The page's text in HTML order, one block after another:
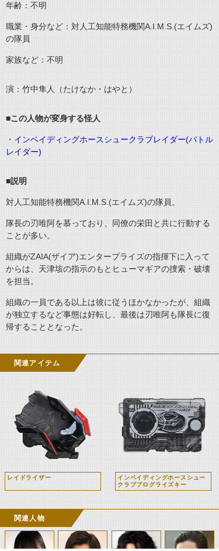
年齢：不明
職業・身分など：対人工知能特務機関A.I.M.S.(エイムズ)
の隊員
家族など：不明
演：竹中隼人（たけなか・はやと）
■この人物が変身する怪人
・ インベイディングホースシュークラブレイダー(バトル
レイダー)
■説明
対人工知能特務機関A.I.M.S.(エイムズ)の隊員。
隊長の刃唯阿を慕っており、同僚の栄田と共に行動する
ことが多い。
組織がZAIA(ザイア)エンタープライズの指揮下に入って
からは、天津垓の指示のもとヒューマギアの捜索・破壊
を担当。
組織の一員である以上は彼に従うほかなかったが、組織
が独立するなど事態は好転し、最後は刃唯阿も隊長に復
帰することとなった。
関連アイテム
レイドライザー
インベイディングホースシュー
クラブプログライズキー
関連人物